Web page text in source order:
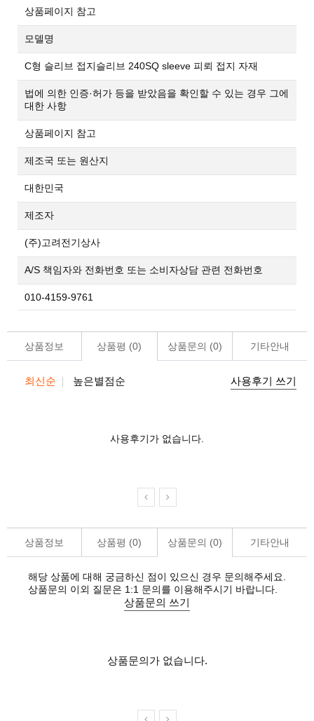
상품페이지 참고
모델명
C형 슬리브 접지슬리브 240SQ sleeve 피뢰 접지 자재
법에 의한 인증·허가 등을 받았음을 확인할 수 있는 경우 그에
대한 사항
상품페이지 참고
제조국 또는 원산지
대한민국
제조자
(주)고려전기상사
A/S 책임자와 전화번호 또는 소비자상담 관련 전화번호
010-4159-9761
상품정보 상품평 (0) 상품문의 (0) 기타안내
최신순 높은별점순 사용후기 쓰기
사용후기가 없습니다.
상품정보 상품평 (0) 상품문의 (0) 기타안내
해당 상품에 대해 궁금하신 점이 있으신 경우 문의해주세요.
상품문의 이외 질문은 1:1 문의를 이용해주시기 바랍니다.
상품문의 쓰기
상품문의가 없습니다.